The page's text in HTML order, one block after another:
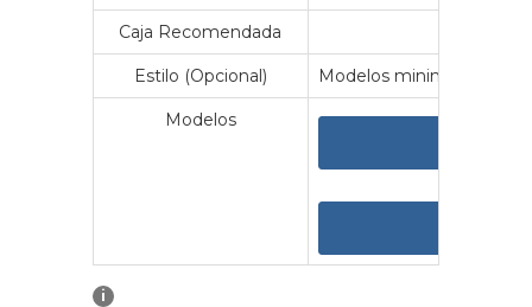
Caja Recomendada
Estilo (Opcional) Modelos minimalistas y
Modelos
i